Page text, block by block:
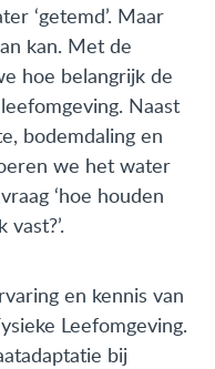
‘getemd’. Maar
kan. Met de
hoe belangrijk de
Naast
bodemdaling en
we het water
‘hoe houden
en kennis van
Leefomgeving.
bij